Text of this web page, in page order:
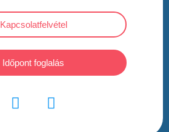
Kapcsolatfelvétel
Időpont foglalás